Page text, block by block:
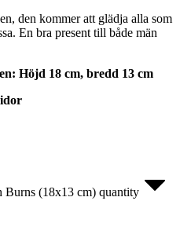
den kommer att glädja alla som
En bra present till både män
Höjd 18 cm, bredd 13 cm
(18x13 cm) quantity